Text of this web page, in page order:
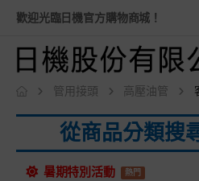
歡迎光臨日機官方購物商城！
管用接頭 高壓油管
從商品分類搜
暑期特別活動 熱門